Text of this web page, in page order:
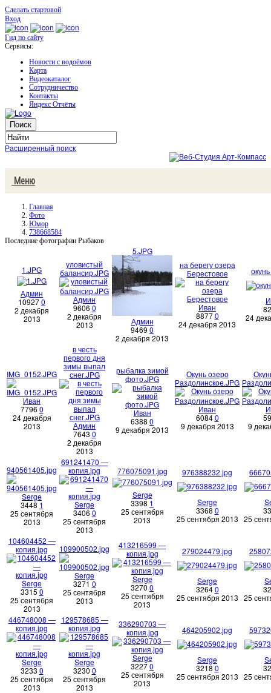
Сделать стартовой
Вход
Гид по сайту
Сервисы:
Новости с водоёмов
Карта
Видеокаталог
Сотрудничество
Контакты
Яндекс Отчёты
Расширенный поиск
Меню
Главная
Фото
Юмор
738668584
Последние фотографии Рыбаков
1.JPG
Админ
109270
2 декабря
2013
уловистый
балансир.JPG
Админ
9606 0
2 декабря
2013
5.JPG
Админ
9469 0
2 декабря 2013
на берегу озера
Берестовое
Иван
88770
24 декабря 2013
24
IMG_0152.JPG
Иван
7796 0
24 декабря
2013
в честь
первого дня
зимы выпал
снег.JPG
Админ
7643 0
2 декабря
2013
рыбалка зимой
фото.JPG
Иван
6388 0
9 декабря 2013
Окунь озеро
Раздолинское.JPG
Иван
60840
9 декабря 2013
9
940561405.jpg
Serge
3448 1
25 сентября
2013
691241470 —
копия.jpg
Serge
3406 0
25 сентября
2013
776075091.jpg
Serge
3398 1
25 сентября
2013
976388232.jpg
Serge
3368 0
25 сентября 2013 25
104604452 —
копия.jpg
Serge
3315 0
25 сентября
2013
109900502.jpg
Serge
3271 0
25 сентября
2013
413216599 —
копия.jpg
Serge
3270 0
25 сентября
2013
279024479.jpg
Serge
32640
25 сентября 2013 25
446748008 —
копия.jpg
Serge
3233 0
25 сентября
2013
129578685 —
копия.jpg
Serge
3230 0
25 сентября
2013
336290703 —
копия.jpg
Serge
32270
25 сентября
2013
464205902.jpg
Serge
3218 0
25 сентября 2013 25